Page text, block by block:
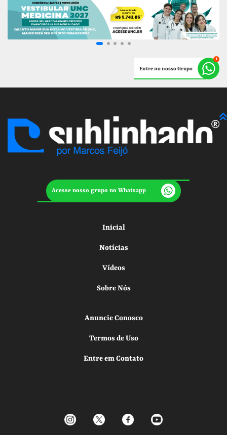
Entre no nosso Grupo
Acesse nosso grupo no Whatsapp
Inicial
Notícias
Vídeos
Sobre Nós
Anuncie Conosco
Termos de Uso
Entre em Contato